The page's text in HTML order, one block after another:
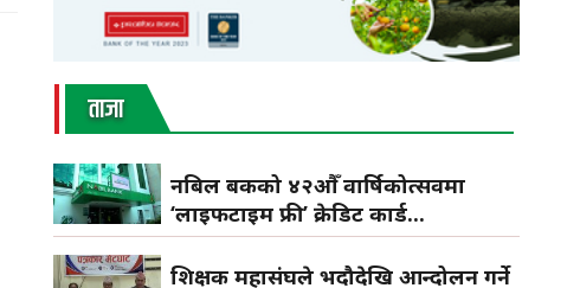
ताजा
नबिल बैंकको ४२औँ वार्षिकोत्सवमा
‘लाइफटाइम फ्री’ क्रेडिट कार्ड...
शिक्षक महासंघले भदौदेखि आन्दोलन गर्ने